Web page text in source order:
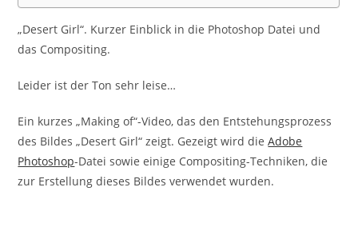
„Desert Girl“. Kurzer Einblick in die Photoshop Datei und
das Compositing.
Leider ist der Ton sehr leise…
Ein kurzes „Making of“-Video, das den Entstehungsprozess
des Bildes „Desert Girl“ zeigt. Gezeigt wird dieAdobe
Photoshop-Datei sowie einige Compositing-Techniken, die
zur Erstellung dieses Bildes verwendet wurden.